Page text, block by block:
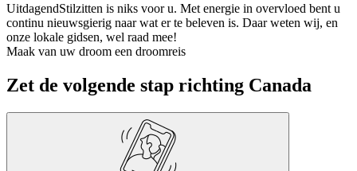
UitdagendStilzitten is niks voor u. Met energie in overvloed bent u
continu nieuwsgierig naar wat er te beleven is. Daar weten wij, en
onze lokale gidsen, wel raad mee!
Maak van uw droom een droomreis
Zet de volgende stap richting Canada